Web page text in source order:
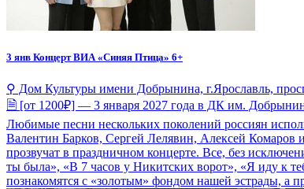
3 янв Концерт ВИА «Синяя Птица» 6+
⚲ Дом Культуры имени Добрынина, г.Ярославль,
🗎 [от 1200₽] — 3 января 2027 года в ДК им.
Любимые песни нескольких поколений россиян
Валентин Барков, Сергей Лелявин, Алексей Комаров
прозвучат в праздничном концерте. Все, без
ты была», «В 7 часов у Никитских ворот», «Я иду к
познакомятся с «золотым» фондом нашей эстрады, а